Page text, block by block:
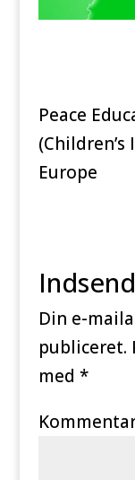
Peace
Europe
Din e-
publiceret.
med *